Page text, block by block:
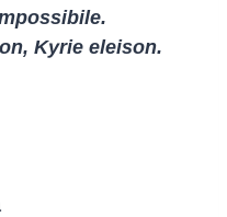
Kyrie eleison.